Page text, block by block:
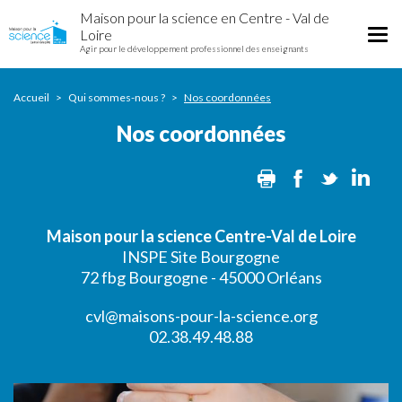
coordonnées
au
contenu
Maison pour la science en Centre - Val de
Loire
Agir pour le développement professionnel des enseignants
Accueil Qui sommes-nous ? Nos coordonnées
Nos coordonnées
Print Facebook
Twitter
Maison pour la science Centre-Val de Loire
INSPE Site Bourgogne
72 fbg Bourgogne - 45000 Orléans
cvl@maisons-pour-la-science.org
02.38.49.48.88